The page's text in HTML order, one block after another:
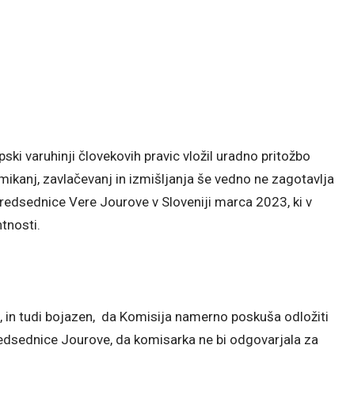
varuhinji človekovih pravic vložil uradno pritožbo
zavlačevanj in izmišljanja še vedno ne zagotavlja
Vere Jourove v Sloveniji marca 2023, ki v
in tudi bojazen, da Komisija namerno poskuša odložiti
Jourove, da komisarka ne bi odgovarjala za